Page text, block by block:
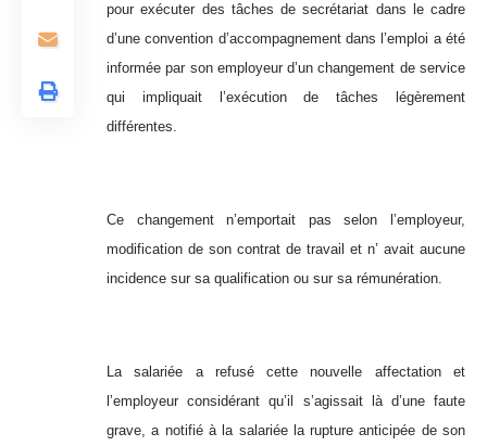
pour exécuter des tâches de secrétariat dans le cadre
d’une convention d’accompagnement dans l’emploi a été
informée par son employeur d’un changement de service
qui impliquait l’exécution de tâches légèrement
différentes.
Ce changement n’emportait pas selon l’employeur,
modification de son contrat de travail et n’ avait aucune
incidence sur sa qualification ou sur sa rémunération.
La salariée a refusé cette nouvelle affectation et
l’employeur considérant qu’il s’agissait là d’une faute
grave, a notifié à la salariée la rupture anticipée de son